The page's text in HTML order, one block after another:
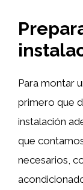
Para montar
primero que
instalación
que
necesarios,